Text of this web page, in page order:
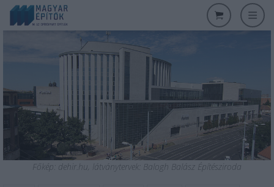
Főkép: dehir.hu, látványtervek: Balogh Balász Építésziroda